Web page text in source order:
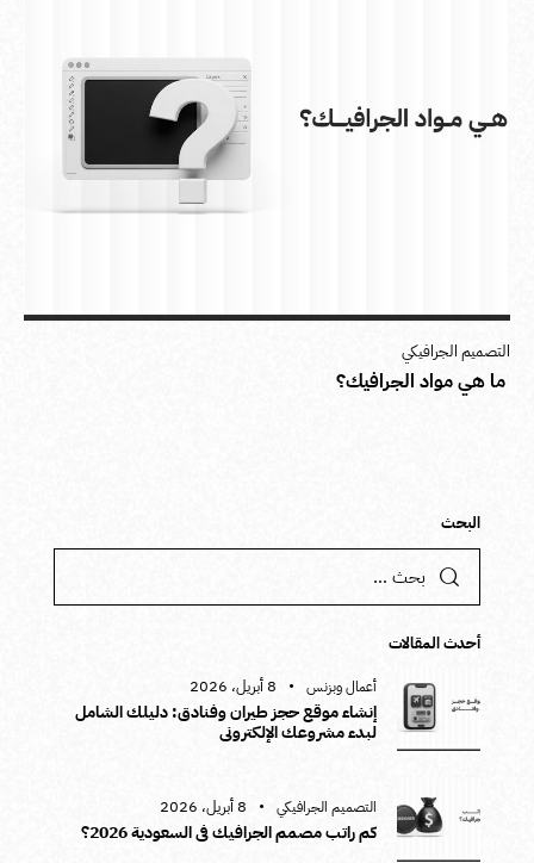
التصميم الجرافيكي
ما هي مواد الجرافيك؟
البحث
أحدث المقالات
أعمال وبزنس 8 أبريل، 2026
إنشاء موقع حجز طيران وفنادق: دليلك الشامل
لبدء مشروعك الإلكتروني
التصميم الجرافيكي 8 أبريل، 2026
كم راتب مصمم الجرافيك في السعودية 2026؟